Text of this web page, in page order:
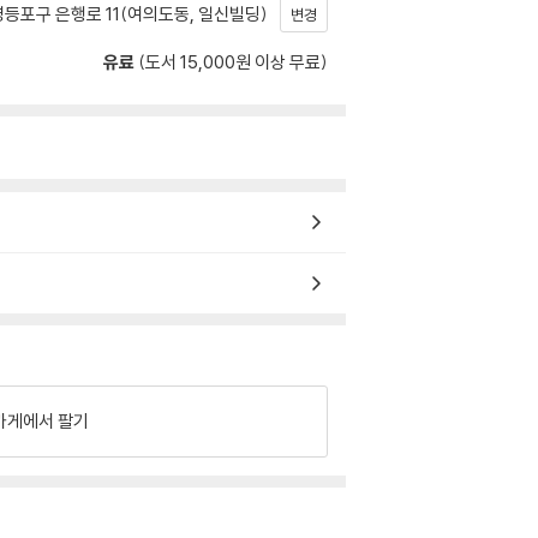
포구 은행로 11(여의도동, 일신빌딩) 변경
유료 (도서 15,000원 이상 무료)
게에서 팔기